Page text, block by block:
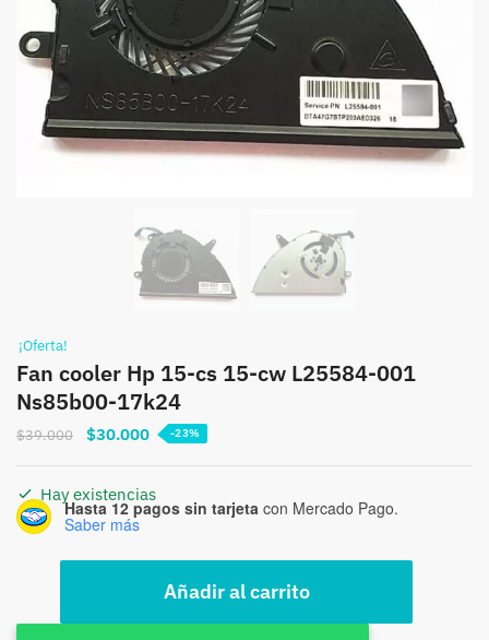
¡Oferta!
Fan cooler Hp 15-cs 15-cw L25584-001
Ns85b00-17k24
$39.000
El
original
era:
$39.000.
$30.000El
es:
-23%
Hay existencias
Hasta 12 pagos sin tarjeta con Mercado Pago.
Saber más
Hp
Añadir al carrito